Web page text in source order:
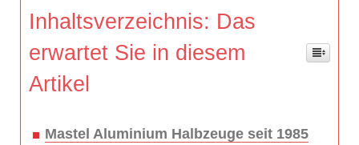
Inhaltsverzeichnis: Das
erwartet Sie in diesem
Artikel
Mastel Aluminium Halbzeuge seit 1985